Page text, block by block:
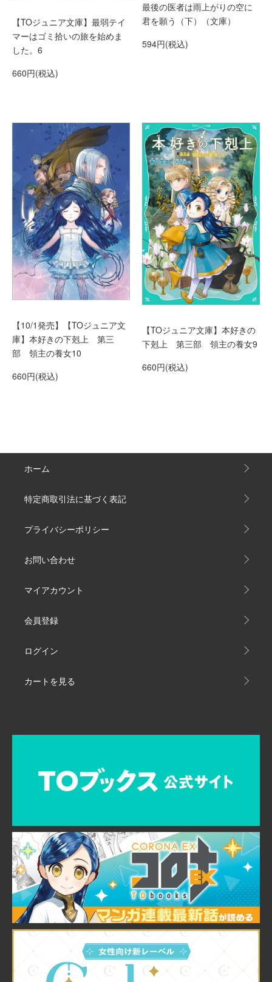
【TOジュニア文庫】最弱テイ
マーはゴミ拾いの旅を始めま
した。6
660円(税込)
最後の医者は雨上がりの空に
君を願う（下）（文庫）
594円(税込)
【10/1発売】【TOジュニア文
庫】本好きの下剋上 第三
部 領主の養女10
660円(税込)
【TOジュニア文庫】本好きの
下剋上 第三部 領主の養女9
660円(税込)
ホーム
特定商取引法に基づく表記
プライバシーポリシー
お問い合わせ
マイアカウント
会員登録
ログイン
カートを見る